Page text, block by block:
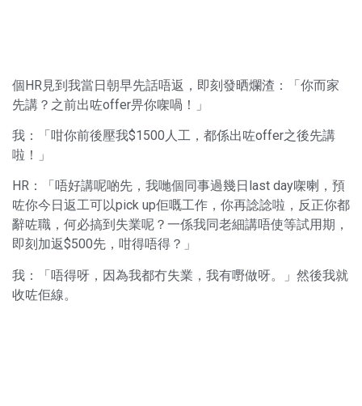
個HR見到我當日朝早先話唔返，即刻發晒爛渣：「你而家
先講？之前出咗offer畀你㗎喎！」
我：「咁你前後壓我$1500人工，都係出咗offer之後先講
啦！」
HR：「唔好講呢啲先，我哋個同事過幾日last day㗎喇，預
咗你今日返工可以pick up佢嘅工作，你再諗諗啦，反正你都
辭咗職，何必搞到失業呢？一係我同老細講唔使等試用期，
即刻加返$500先，咁得唔得？」
我：「唔得呀，因為我都冇失業，我有嘢做呀。」然後我就
收咗佢線。